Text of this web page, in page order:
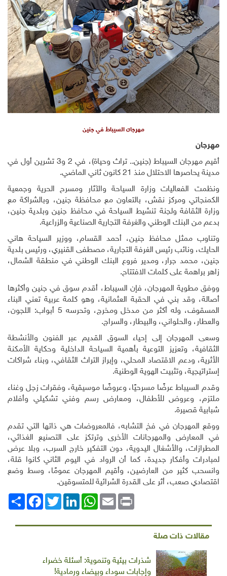
مهرجان السيباط في جنين
مهرجان
أقيم مهرجان السيباط (جنين.. تراث وحياة)، في 2 و3 تشرين أول في
مدينة يحاصرها الاحتلال منذ 21 كانون ثاني الماضي.
ونظمت الفعاليات وزارة السياحة والآثار ومسرح الحرية وجمعية
الكمنجاتي ومركز نقش، بالتعاون مع محافظة جنين، وبالشراكة مع
وزارة الثقافة ولجنة تنشيط السياحة في محافظ جنين وبلدية جنين،
بدعم من البنك الوطني والغرفة التجارية الصناعية والزراعية.
وتناوب ممثل محافظ جنين، أحمد القسام، ووزير السياحة هاني
الحايك، ونائب رئيس الغرفة التجارية، مصطفى القنيري، ورئيس بلدية
جنين، محمد جرار، ومدير فروع البنك الوطني في منطقة الشمال،
زاهر براهمة على كلمات الافتتاح.
ووفق مطوية المهرجان، فإن السيباط، أقدم سوق في جنين وأكثرها
أصالة، وقد بني في الحقبة العثمانية، وهو كلمة عربية تعني البناء
المسقوف، وله أكثر من مدخل ومخرج، وتحرسه 5 أبواب: اللجون،
والعطار، والحلواني، والبيطار، والسراج.
وسعى المهرجان إلى إحياء السوق القديم عبر الفنون والأنشطة
الثقافية، وتعزيز التوعية بأهمية السياحة الداخلية وحكاية الأمكنة
الأثرية، ودعم الاقتصاد المحلي، وإبراز التراث الثقافي، وبناء شراكات
إستراتيجية، وتثبيت الهوية الوطنية.
وقدم السيباط عرضًا مسرحيًا، وعروضًا موسيقية، وفقرات زجل وغناء
ملتزم، وعروض للأطفال، ومعارض رسم وفني تشكيلي وأفلام
شبابية قصيرة.
ووقع المهرجان في فخ التشابه، فالمعروضات هي ذاتها التي تقدم
في المعارض والمهرجانات الأخرى وترتكز على التصنيع الغذائي،
المطرازات، والأشغال اليدوية، دون التفكير خارج السرب، وبلا عرض
لمبادرات وأفكار جديدة، كما أن الرواد في اليوم الثاني كانوا قلة،
وانسحب كثير من العارضين، وأقيم المهرجان عمومًا، وسط وضع
اقتصادي صعب، أثر على القدرة الشرائية للمتسوقين.
انشر
FacebookTwitterLinkedIn
WhatsAppEmail Print
مقالات ذات صلة
شذرات بيئية وتنموية: أسئلة خضراء
وإجابات سوداء وبيضاء ورمادية!